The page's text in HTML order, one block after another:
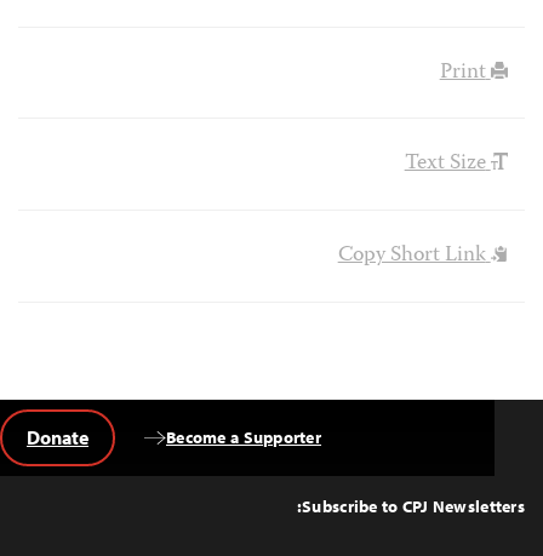
Print
Text Size
Copy Short Link
Top
Subscribe to CPJ Newsletters:
Become a Supporter
Donate